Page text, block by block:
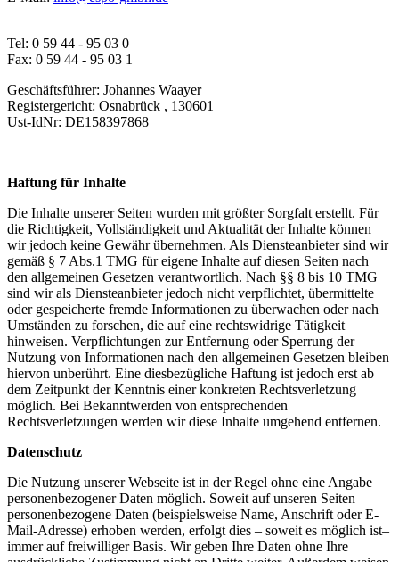
Tel: 0 59 44 - 95 03 0
Fax: 0 59 44 - 95 03 1
Geschäftsführer: Johannes Waayer
Registergericht: Osnabrück , 130601
Ust-IdNr: DE158397868
Haftung für Inhalte
Die Inhalte unserer Seiten wurden mit größter Sorgfalt erstellt. Für
die Richtigkeit, Vollständigkeit und Aktualität der Inhalte können
wir jedoch keine Gewähr übernehmen. Als Diensteanbieter sind wir
gemäß § 7 Abs.1 TMG für eigene Inhalte auf diesen Seiten nach
den allgemeinen Gesetzen verantwortlich. Nach §§ 8 bis 10 TMG
sind wir als Diensteanbieter jedoch nicht verpflichtet, übermittelte
oder gespeicherte fremde Informationen zu überwachen oder nach
Umständen zu forschen, die auf eine rechtswidrige Tätigkeit
hinweisen. Verpflichtungen zur Entfernung oder Sperrung der
Nutzung von Informationen nach den allgemeinen Gesetzen bleiben
hiervon unberührt. Eine diesbezügliche Haftung ist jedoch erst ab
dem Zeitpunkt der Kenntnis einer konkreten Rechtsverletzung
möglich. Bei Bekanntwerden von entsprechenden
Rechtsverletzungen werden wir diese Inhalte umgehend entfernen.
Datenschutz
Die Nutzung unserer Webseite ist in der Regel ohne eine Angabe
personenbezogener Daten möglich. Soweit auf unseren Seiten
personenbezogene Daten (beispielsweise Name, Anschrift oder E-
Mail-Adresse) erhoben werden, erfolgt dies – soweit es möglich ist–
immer auf freiwilliger Basis. Wir geben Ihre Daten ohne Ihre